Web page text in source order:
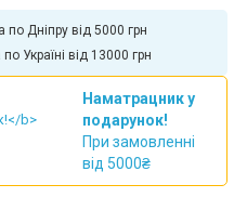
Дніпру від 5000 грн
Україні від 13000 грн
Наматрацник у
подарунок!
При замовленні
від 5000₴